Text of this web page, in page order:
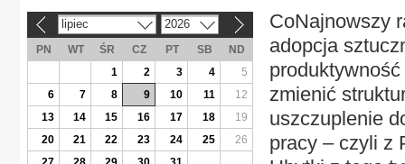
CoNajnowszy
adopcja
zmienić
uszczuplenie
pracy – czyli z
lipiec 2026
PN WT ŚR CZ PT SB
ND
1
2 3 4
5
6
7 8 9 10 11
12
13
14 15 16 17 18
19
20
21 22 23 24 25
26